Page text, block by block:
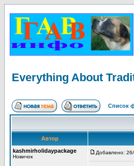
Everything About
Список
Автор
kashmirholidaypackage
Новичок
Добавлено: